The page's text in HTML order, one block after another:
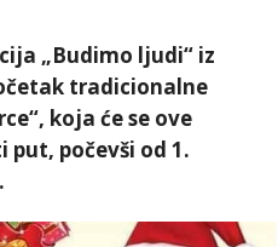
„Budimo ljudi“ iz
tradicionalne
koja će se ove
put, počevši od 1.